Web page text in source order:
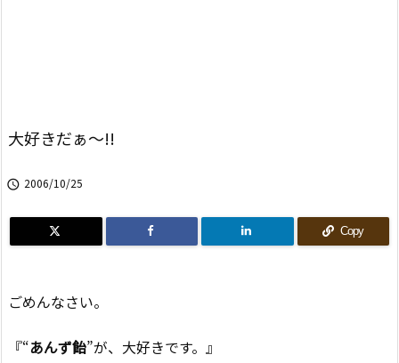
大好きだぁ〜!!
 2006/10/25
Copy
ごめんなさい。
『“あんず飴”が、大好きです。』